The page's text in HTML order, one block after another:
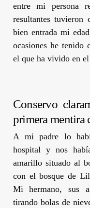
entre mi persona
resultantes tuvieron
bien entrada mi
ocasiones he tenido
el que ha vivido en
Conservo
primera mentira
A mi padre lo
hospital y nos
amarillo situado al
con el bosque de
Mi hermano, sus
tirando bolas de